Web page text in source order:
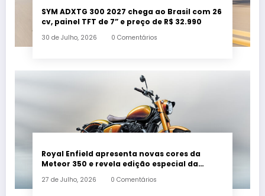
SYM ADXTG 300 2027 chega ao Brasil com 26
cv, painel TFT de 7” e preço de R$ 32.990
30 de Julho, 2026 0 Comentários
Royal Enfield apresenta novas cores da
Meteor 350 e revela edição especial da
27 de Julho, 2026 0 Comentários